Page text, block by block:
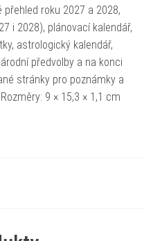
roku 2027 a 2028,
i 2028), plánovací kalendář,
astrologický kalendář,
předvolby a na konci
stránky pro poznámky a
9 × 15,3 × 1,1 cm